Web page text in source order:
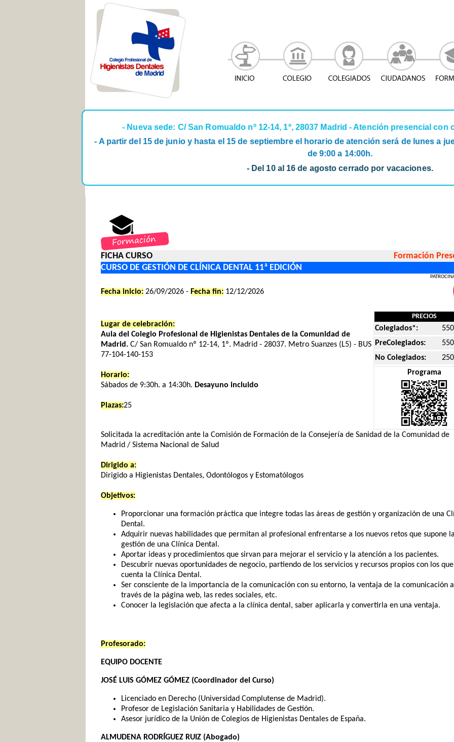
- Nueva sede: C/ San Romualdo nº 12-14, 1º, 28037 Madrid - Atención presencial con
- A partir del 15 de junio y hasta el 15 de septiembre el horario de atención será de lunes a
de 9:00 a 14:00h.
- Del 10 al 16 de agosto cerrado por vacaciones.
FICHA CURSO
Formación
CURSO DE GESTIÓN DE CLÍNICA DENTAL 11ª EDICIÓN
Fecha inicio: 26/09/2026 - Fecha fin: 12/12/2026
Lugar de celebración:
Aula del Colegio Profesional de Higienistas Dentales de la Comunidad de
Madrid. C/ San Romualdo nº 12-14, 1º. Madrid - 28037. Metro Suanzes (L5) - BUS
77-104-140-153
Horario:
Sábados de 9:30h. a 14:30h. Desayuno incluido
Plazas:25
PRECIOS
Colegiados*:
PreColegiados:
No Colegiados:
Programa
Solicitada la acreditación ante la Comisión de Formación de la Consejería de Sanidad de la Comunidad de
Madrid / Sistema Nacional de Salud
Dirigido a:
Dirigido a Higienistas Dentales, Odontólogos y Estomatólogos
Objetivos:
Proporcionar una formación práctica que integre todas las áreas de gestión y organización de una
Dental.
Adquirir nuevas habilidades que permitan al profesional enfrentarse a los nuevos retos que supone la
gestión de una Clínica Dental.
Aportar ideas y procedimientos que sirvan para mejorar el servicio y la atención a los pacientes.
Descubrir nuevas oportunidades de negocio, partiendo de los servicios y recursos propios con los que
cuenta la Clínica Dental.
Ser consciente de la importancia de la comunicación con su entorno, la ventaja de la comunicación a
través de la página web, las redes sociales, etc.
Conocer la legislación que afecta a la clínica dental, saber aplicarla y convertirla en una ventaja.
Profesorado:
EQUIPO DOCENTE
JOSÉ LUIS GÓMEZ GÓMEZ (Coordinador del Curso)
Licenciado en Derecho (Universidad Complutense de Madrid).
Profesor de Legislación Sanitaria y Habilidades de Gestión.
Asesor jurídico de la Unión de Colegios de Higienistas Dentales de España.
ALMUDENA RODRÍGUEZ RUIZ (Abogado)